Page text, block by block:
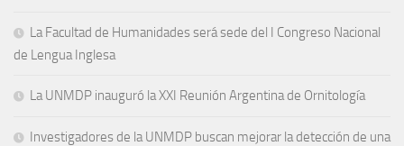
La Facultad de Humanidades será sede del I Congreso Nacional
de Lengua Inglesa
La UNMDP inauguró la XXI Reunión Argentina de Ornitología
Investigadores de la UNMDP buscan mejorar la detección de una